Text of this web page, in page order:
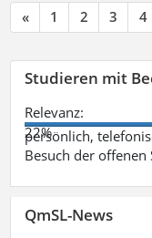
« 1 2 3 4
Studieren mit
Relevanz:
22%
persönlich,
Besuch der
QmSL-News